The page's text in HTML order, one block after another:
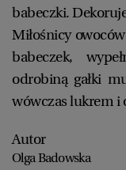
babeczki.
Miłośnicy
babeczek,
odrobiną gałki
wówczas lukrem i
Autor
Olga Badowska